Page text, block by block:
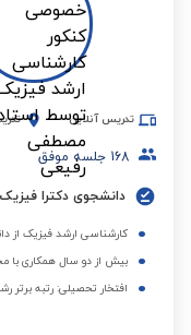
تدریس آنلاین
168 جلسه موفق
دانشجوی دکترا فیزیک
کارشناسی ارشد فیزیک از
بیش از دو سال همکاری با
افتخار تحصیلی: رتبه برتر